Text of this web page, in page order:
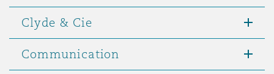
Clyde & Cie
Communication